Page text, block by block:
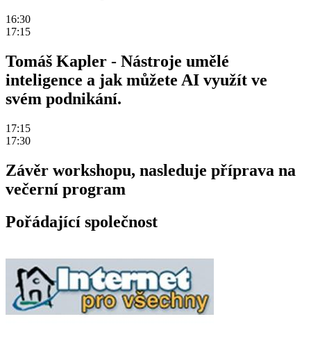
16:30
17:15
Tomáš Kapler - Nástroje umělé
inteligence a jak můžete AI využít ve
svém podnikání.
17:15
17:30
Závěr workshopu, nasleduje příprava na
večerní program
Pořádající společnost